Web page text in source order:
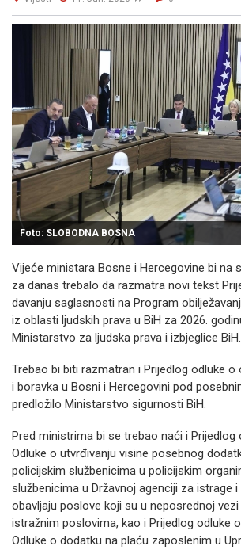
Foto: SLOBODNA BOSNA
Vijeće ministara Bosne i Hercegovine bi na
za danas trebalo da razmatra novi tekst
davanju saglasnosti na Program
iz oblasti ljudskih prava u BiH za 2026.
Ministarstvo za ljudska prava i izbjeglice BiH.
Trebao bi biti razmatran i Prijedlog odluke o
i boravka u Bosni i Hercegovini pod
predložilo Ministarstvo sigurnosti BiH.
Pred ministrima bi se trebao naći i Prijedlog
Odluke o utvrđivanju visine posebnog
policijskim službenicima u policijskim
službenicima u Državnoj agenciji za istrage
obavljaju poslove koji su u neposrednoj
istražnim poslovima, kao i Prijedlog odluke
Odluke o dodatku na plaću zaposlenim u